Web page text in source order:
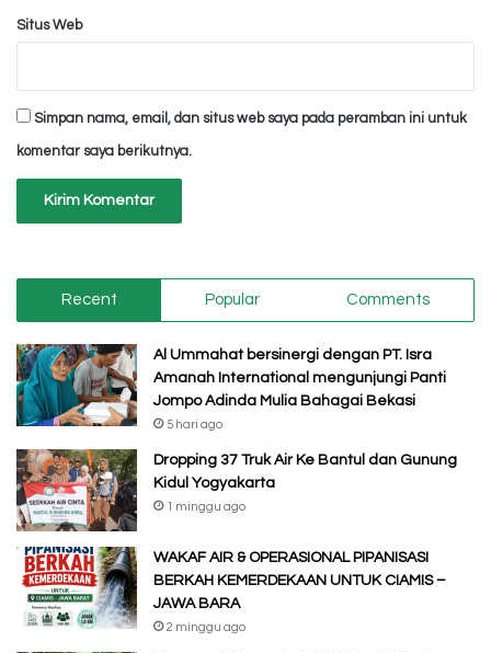
Situs Web
Simpan nama, email, dan situs web saya pada peramban ini untuk
komentar saya berikutnya.
Recent Popular Comments
Al Ummahat bersinergi dengan PT. Isra
Amanah International mengunjungi Panti
Jompo Adinda Mulia Bahagai Bekasi
5 hari ago
Dropping 37 Truk Air Ke Bantul dan Gunung
Kidul Yogyakarta
1 minggu ago
WAKAF AIR & OPERASIONAL PIPANISASI
BERKAH KEMERDEKAAN UNTUK CIAMIS –
JAWA BARA
2 minggu ago